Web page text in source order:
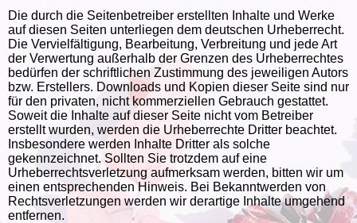
Die durch die Seitenbetreiber erstellten Inhalte und Werke
auf diesen Seiten unterliegen dem deutschen Urheberrecht.
Die Vervielfältigung, Bearbeitung, Verbreitung und jede Art
der Verwertung außerhalb der Grenzen des Urheberrechtes
bedürfen der schriftlichen Zustimmung des jeweiligen Autors
bzw. Erstellers. Downloads und Kopien dieser Seite sind nur
für den privaten, nicht kommerziellen Gebrauch gestattet.
Soweit die Inhalte auf dieser Seite nicht vom Betreiber
erstellt wurden, werden die Urheberrechte Dritter beachtet.
Insbesondere werden Inhalte Dritter als solche
gekennzeichnet. Sollten Sie trotzdem auf eine
Urheberrechtsverletzung aufmerksam werden, bitten wir um
einen entsprechenden Hinweis. Bei Bekanntwerden von
Rechtsverletzungen werden wir derartige Inhalte umgehend
entfernen.